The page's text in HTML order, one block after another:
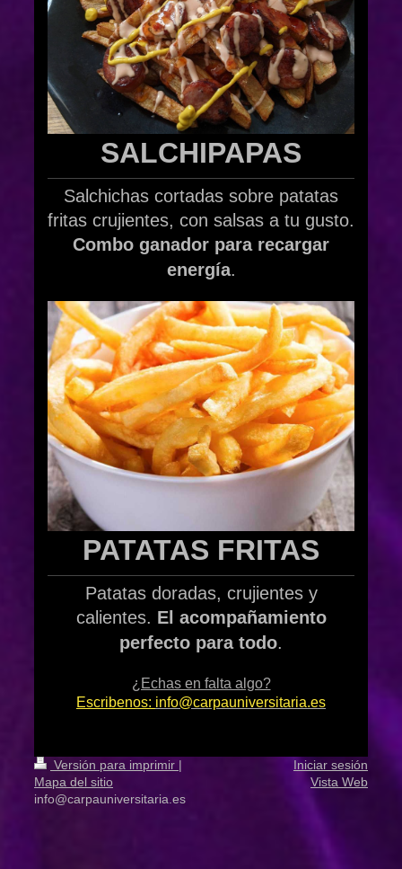
SALCHIPAPAS
Salchichas cortadas sobre patatas
fritas crujientes, con salsas a tu gusto.
Combo ganador para recargar
energía.
PATATAS FRITAS
Patatas doradas, crujientes y
calientes. El acompañamiento
perfecto para todo.
¿Echas en falta algo?
Escribenos: info@carpauniversitaria.es
Versión para imprimir |
Mapa del sitio
info@carpauniversitaria.es
Iniciar sesión
Vista Web